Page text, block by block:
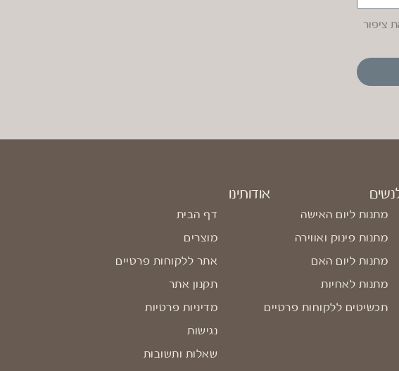
ציפור
מתנות ליום האישה
מתנות פינוק ואווירה
מתנות ליום האם
מתנות לאחיות
תכשיטים ללקוחות פרטיים
אודותינו
דף הבית
מוצרים
אתר ללקוחות פרטיים
תקנון אתר
מדיניות פרטיות
נגישות
שאלות ותשובות